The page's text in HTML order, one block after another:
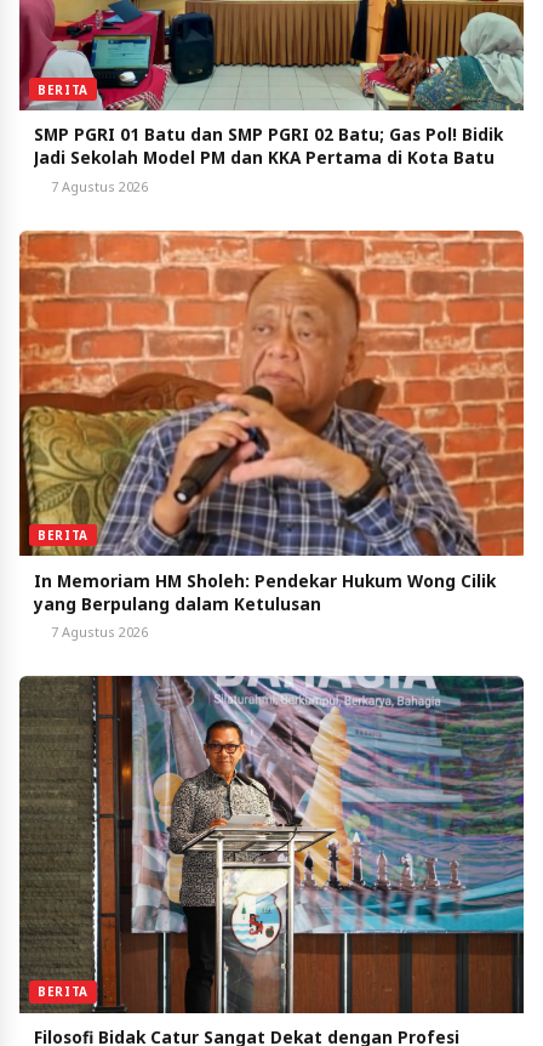
BERITA
SMP PGRI 01 Batu dan SMP PGRI 02 Batu; Gas Pol! Bidik
Jadi Sekolah Model PM dan KKA Pertama di Kota Batu
7 Agustus 2026
BERITA
In Memoriam HM Sholeh: Pendekar Hukum Wong Cilik
yang Berpulang dalam Ketulusan
7 Agustus 2026
BERITA
Filosofi Bidak Catur Sangat Dekat dengan Profesi